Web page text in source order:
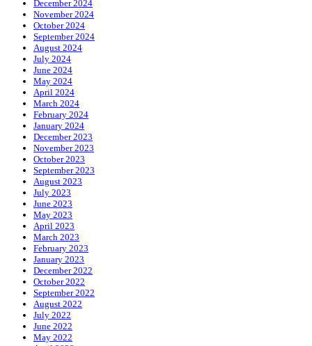
December 2024
November 2024
October 2024
September 2024
August 2024
July 2024
June 2024
May 2024
April 2024
March 2024
February 2024
January 2024
December 2023
November 2023
October 2023
September 2023
August 2023
July 2023
June 2023
May 2023
April 2023
March 2023
February 2023
January 2023
December 2022
October 2022
September 2022
August 2022
July 2022
June 2022
May 2022